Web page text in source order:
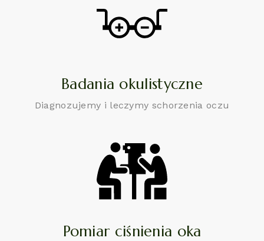
Badania okulistyczne
Diagnozujemy i leczymy schorzenia oczu
Pomiar ciśnienia oka